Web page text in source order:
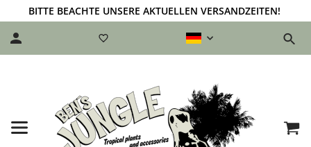
BITTE BEACHTE UNSERE AKTUELLEN VERSANDZEITEN!